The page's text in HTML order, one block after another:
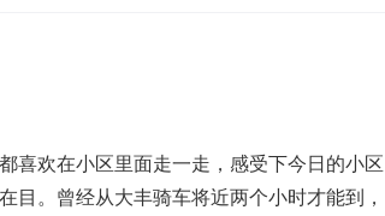
喜欢在小区里面走一走，感受下今日的小区
目。曾经从大丰骑车将近两个小时才能到，